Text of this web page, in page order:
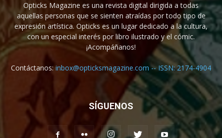
Opticks Magazine es una revista digital dirigida a todas
aquellas personas que se sienten atraídas por todo tipo de
expresión artística. Opticks es un lugar dedicado a la cultura,
con un especial interés por libro ilustrado y el cómic.
¡Acompáñanos!
Contáctanos:inbox@opticksmagazine.com -- ISSN: 2174-4904
SÍGUENOS